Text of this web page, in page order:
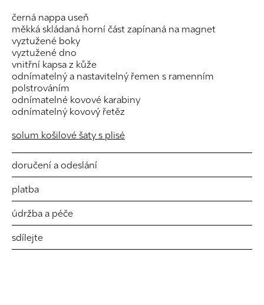
černá nappa useň
měkká skládaná horní část zapínaná na magnet
vyztužené boky
vyztužené dno
vnitřní kapsa z kůže
odnímatelný a nastavitelný řemen s ramenním
polstrováním
odnímatelné kovové karabiny
odnímatelný kovový řetěz
solum košilové šaty s plisé
doručení a odeslání
platba
údržba a péče
sdílejte